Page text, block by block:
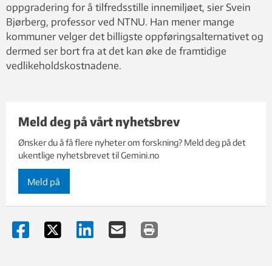
oppgradering for å tilfredsstille innemiljøet, sier Svein
Bjørberg, professor ved NTNU. Han mener mange
kommuner velger det billigste oppføringsalternativet og
dermed ser bort fra at det kan øke de framtidige
vedlikeholdskostnadene.
Meld deg på vårt nyhetsbrev
Ønsker du å få flere nyheter om forskning? Meld deg på det
ukentlige nyhetsbrevet til Gemini.no
Meld på